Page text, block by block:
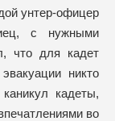
унтер-офицер
с нужными
что для кадет
никто
кадеты,
во